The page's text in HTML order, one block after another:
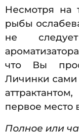
Несмотря на
рыбы
не
что Вы
Личинки
первое место
Полное или